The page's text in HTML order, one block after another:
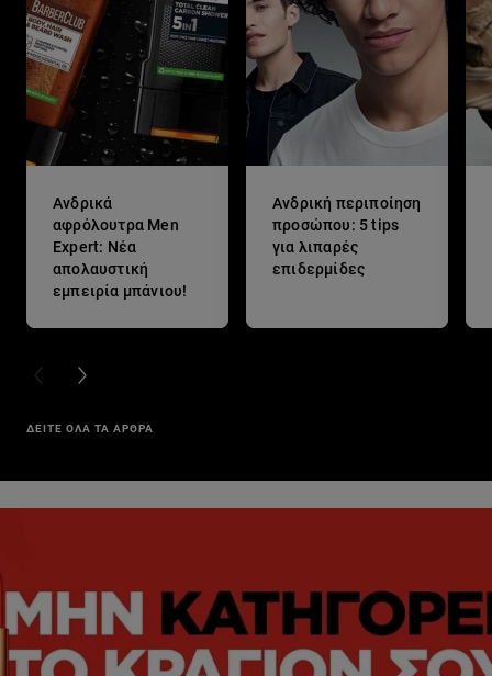
Ανδρικά
αφρόλουτρα Men
Expert: Νέα
απολαυστική
εμπειρία μπάνιου!
Ανδρική περιποίηση
προσώπου: 5 tips
για λιπαρές
επιδερμίδες
PREVIOUS CARD
NEXT CARD
ΔΕΙΤΕ ΟΛΑ ΤΑ ΑΡΘΡΑ